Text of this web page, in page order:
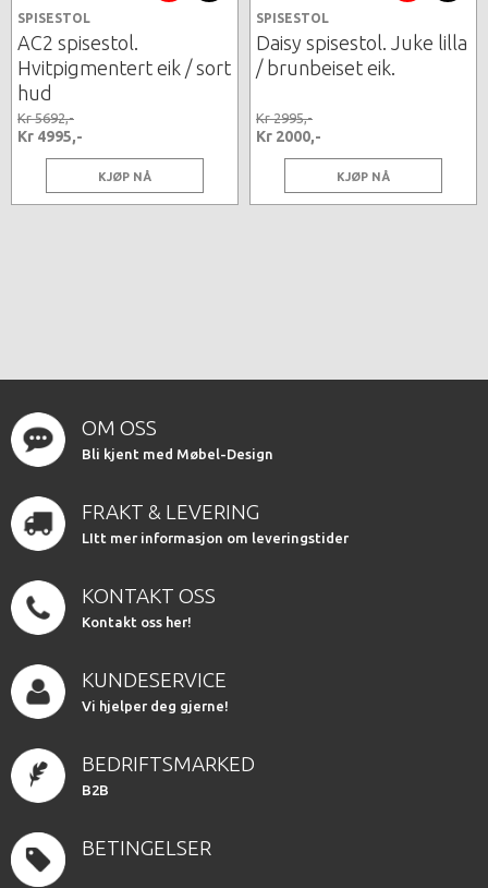
SPISESTOL
AC2 spisestol.
Hvitpigmentert eik / sort
hud
Kr 5692,-
Kr 4995,-
KJØP NÅ
SPISESTOL
Daisy spisestol. Juke lilla
/ brunbeiset eik.
Kr 2995,-
Kr 2000,-
KJØP NÅ
OM OSS
Bli kjent med Møbel-Design
FRAKT & LEVERING
LItt mer informasjon om leveringstider
KONTAKT OSS
Kontakt oss her!
KUNDESERVICE
Vi hjelper deg gjerne!
BEDRIFTSMARKED
B2B
BETINGELSER